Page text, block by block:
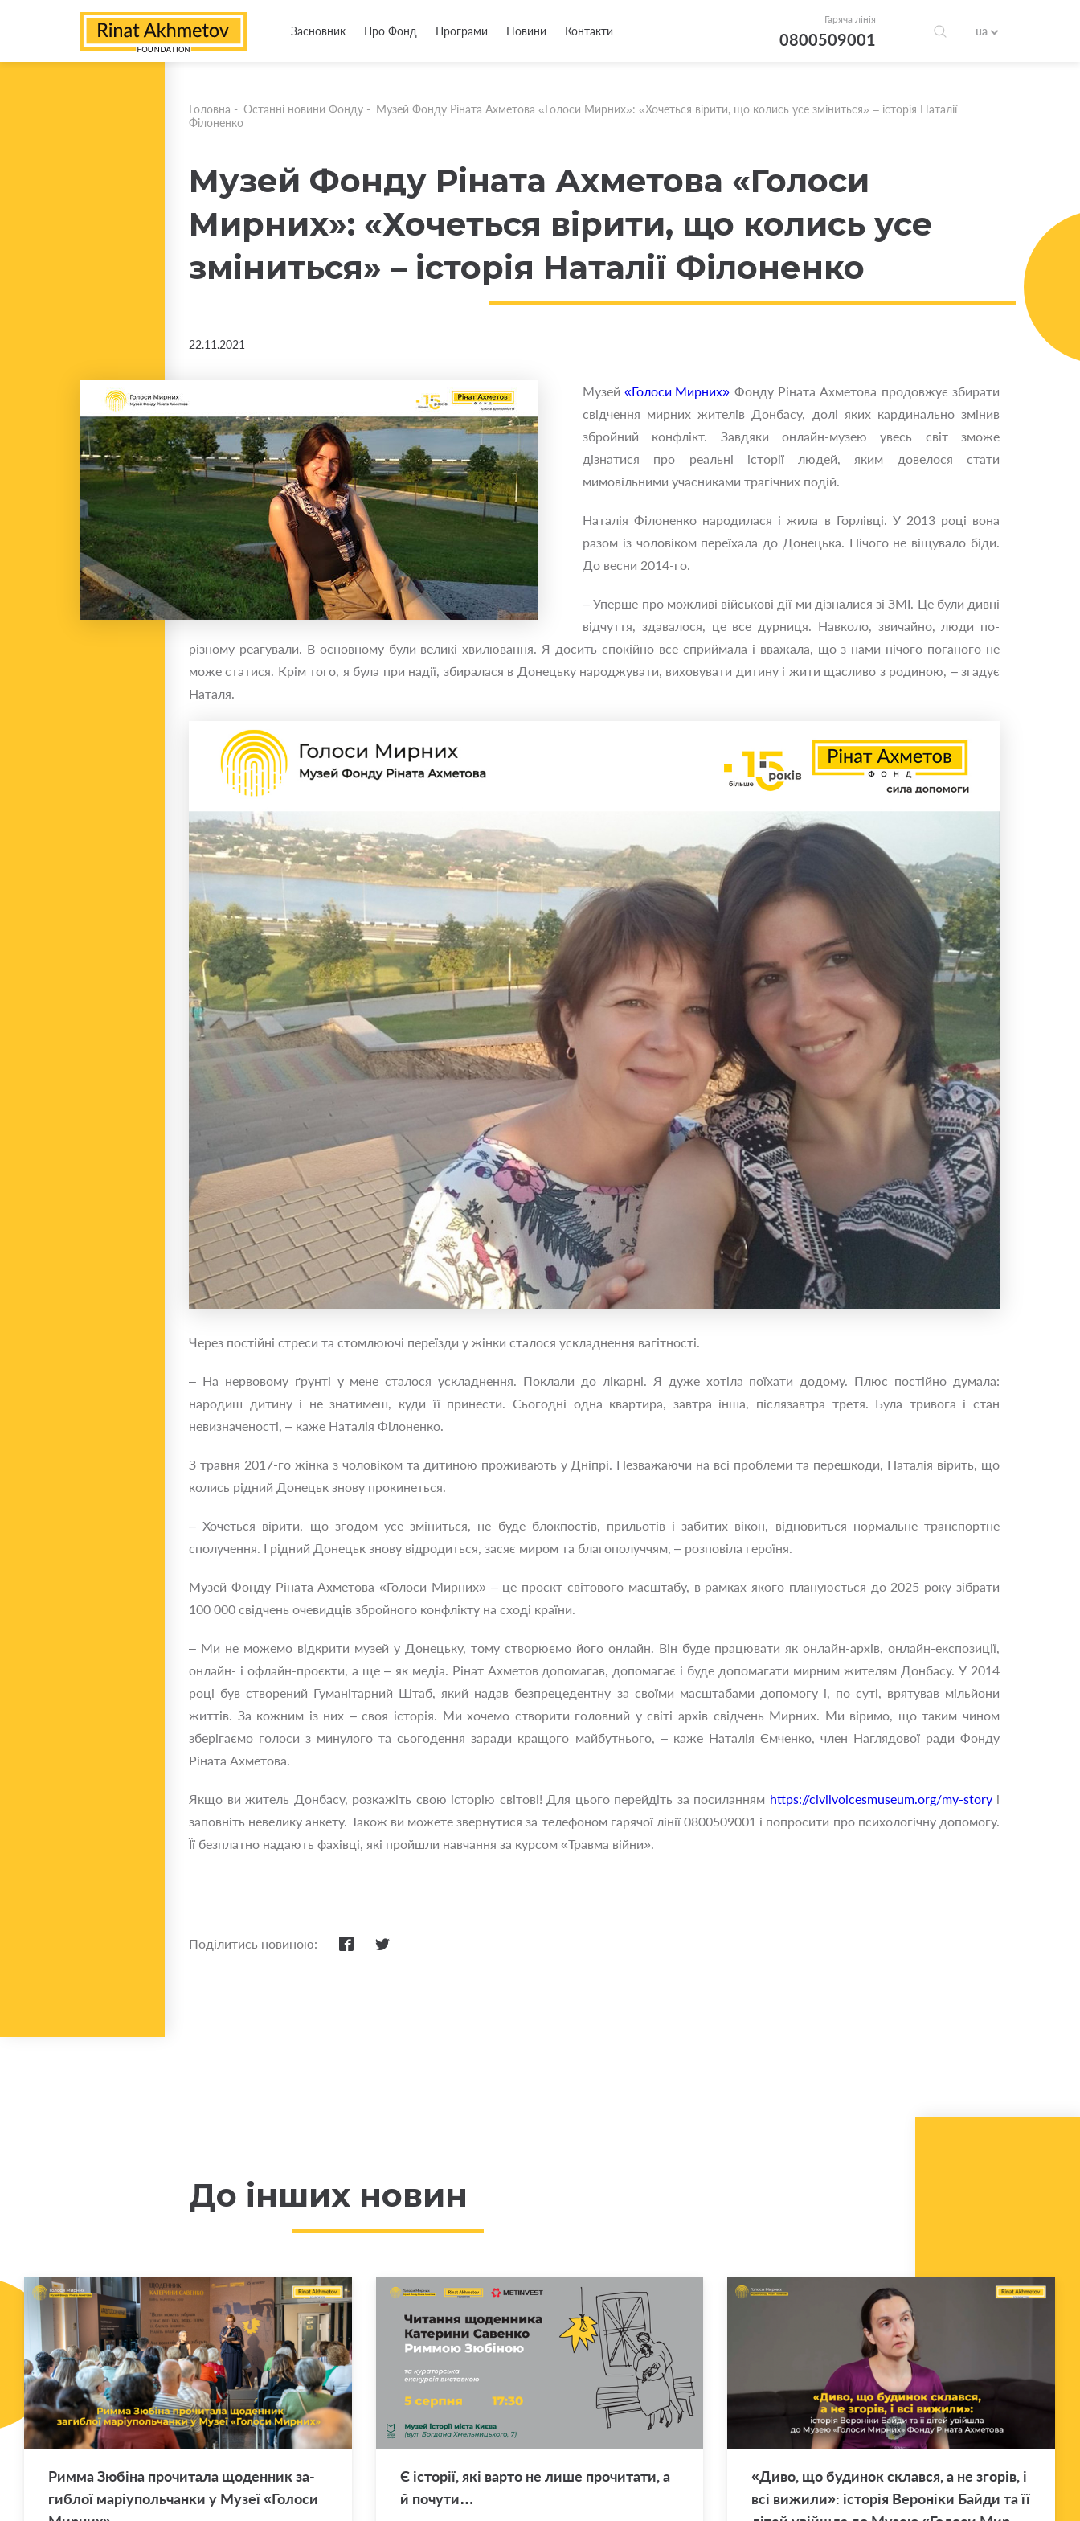
Засновник Про Фонд Програми Новини Контакти
Гаряча лінія
0800509001 ua
Головна - Останні новини Фонду - Музей Фонду Ріната Ахметова «Голоси Мирних»: «Хочеться вірити, що колись усе зміниться» – історія Наталії
Філоненко
Музей Фонду Ріната Ахметова «Голоси
Мирних»: «Хочеться вірити, що колись усе
зміниться» – історія Наталії Філоненко
22.11.2021
Музей«Голоси Мирних» Фонду Ріната Ахметова продовжує збирати
свідчення мирних жителів Донбасу, долі яких кардинально змінив
збройний конфлікт. Завдяки онлайн-музею увесь світ зможе
дізнатися про реальні історії людей, яким довелося стати
мимовільними учасниками трагічних подій.
Наталія Філоненко народилася і жила в Горлівці. У 2013 році вона
разом із чоловіком переїхала до Донецька. Нічого не віщувало біди.
До весни 2014-го.
– Уперше про можливі військові дії ми дізналися зі ЗМІ. Це були дивні
відчуття, здавалося, це все дурниця. Навколо, звичайно, люди по-
різному реагували. В основному були великі хвилювання. Я досить спокійно все сприймала і вважала, що з нами нічого поганого не
може статися. Крім того, я була при надії, збиралася в Донецьку народжувати, виховувати дитину і жити щасливо з родиною, – згадує
Наталя.
Через постійні стреси та стомлюючі переїзди у жінки сталося ускладнення вагітності.
– На нервовому ґрунті у мене сталося ускладнення. Поклали до лікарні. Я дуже хотіла поїхати додому. Плюс постійно думала:
народиш дитину і не знатимеш, куди її принести. Сьогодні одна квартира, завтра інша, післязавтра третя. Була тривога і стан
невизначеності, – каже Наталія Філоненко.
З травня 2017-го жінка з чоловіком та дитиною проживають у Дніпрі. Незважаючи на всі проблеми та перешкоди, Наталія вірить, що
колись рідний Донецьк знову прокинеться.
– Хочеться вірити, що згодом усе зміниться, не буде блокпостів, прильотів і забитих вікон, відновиться нормальне транспортне
сполучення. І рідний Донецьк знову відродиться, засяє миром та благополуччям, – розповіла героїня.
Музей Фонду Ріната Ахметова «Голоси Мирних» – це проєкт світового масштабу, в рамках якого плануюється до 2025 року зібрати
100 000 свідчень очевидців збройного конфлікту на сході країни.
– Ми не можемо відкрити музей у Донецьку, тому створюємо його онлайн. Він буде працювати як онлайн-архів, онлайн-експозиції,
онлайн- і офлайн-проєкти, а ще – як медіа. Рінат Ахметов допомагав, допомагає і буде допомагати мирним жителям Донбасу. У 2014
році був створений Гуманітарний Штаб, який надав безпрецедентну за своїми масштабами допомогу і, по суті, врятував мільйони
життів. За кожним із них – своя історія. Ми хочемо створити головний у світі архів свідчень Мирних. Ми віримо, що таким чином
зберігаємо голоси з минулого та сьогодення заради кращого майбутнього, – каже Наталія Ємченко, член Наглядової ради Фонду
Ріната Ахметова.
Якщо ви житель Донбасу, розкажіть свою історію світові! Для цього перейдіть за посиланням https://civilvoicesmuseum.org/my-storyі
заповніть невелику анкету. Також ви можете звернутися за телефоном гарячої лінії 0800509001 і попросити про психологічну допомогу.
Її безплатно надають фахівці, які пройшли навчання за курсом «Травма війни».
Поділитись новиною:
До інших новин
Римма Зю­бі­на про­чи­та­ла що­ден­ник за­
ги­блої ма­рі­у­поль­чан­ки у Музеї «Го­ло­си
Є істо­рії, які варто не лише про­чи­та­ти, а
й по­чу­ти…
«Диво, що бу­ди­нок склав­ся, а не зго­рів, і
всі ви­жи­ли»: істо­рія Ве­ро­ні­ки Байди та її